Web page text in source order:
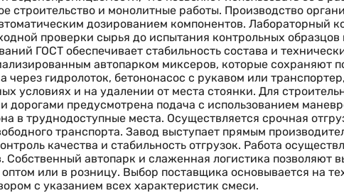
строительство и монолитные работы. Производство
дозированием компонентов. Лабораторный
проверки сырья до испытания контрольных образцов
ГОСТ обеспечивает стабильность состава и
автопарком миксеров, которые сохраняют
через гидролоток, бетононасос с рукавом или
условиях и на удалении от места стоянки. Для
дорогами предусмотрена подача с использованием
в труднодоступные места. Осуществляется срочная
транспорта. Завод выступает прямым
качества и стабильность отгрузок. Работа
автопарк и слаженная логистика позволяют
или в розницу. Выбор поставщика основывается на
с указанием всех характеристик смеси.